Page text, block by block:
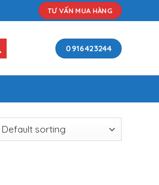
TƯ VẤN MUA HÀNG
0916423244